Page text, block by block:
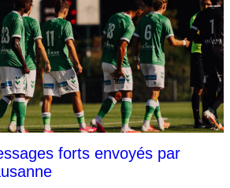
forts envoyés par